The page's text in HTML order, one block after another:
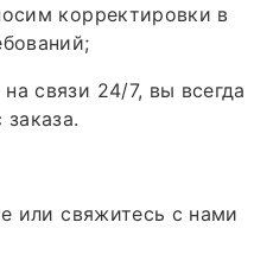
корректировки в
связи 24/7, вы всегда
или свяжитесь с нами